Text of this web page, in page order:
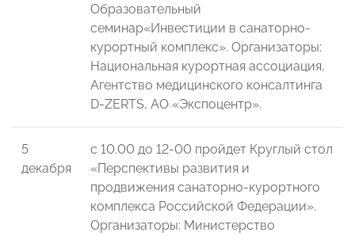
Образовательный
семинар«Инвестиции в санаторно-
курортный комплекс». Организаторы:
Национальная курортная ассоциация,
Агентство медицинского консалтинга
D-ZERTS, АО «Экспоцентр».
5
декабря
с 10.00 до 12-00 пройдет Круглый стол
«Перспективы развития и
продвижения санаторно-курортного
комплекса Российской Федерации».
Организаторы: Министерство